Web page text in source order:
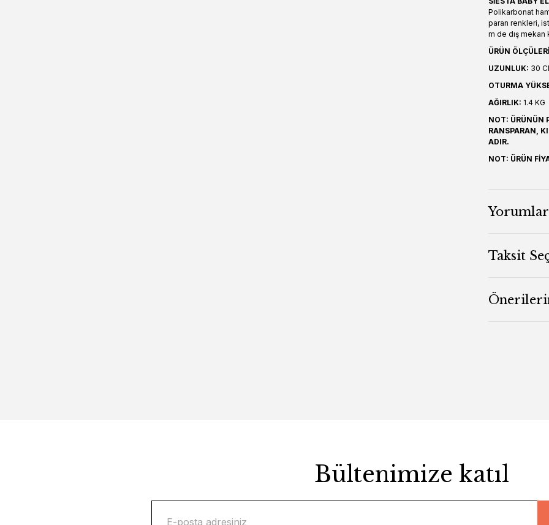
Polikarbonat
paran renkleri,
m de dış mekan
ÜRÜN
UZUNLUK: 30
OTURMA
AĞIRLIK: 1.4 KG
NOT: ÜRÜNÜN
RANSPARAN,
ADIR.
NOT: ÜRÜN
Yorumlar
Taksit
Bültenimize katıl